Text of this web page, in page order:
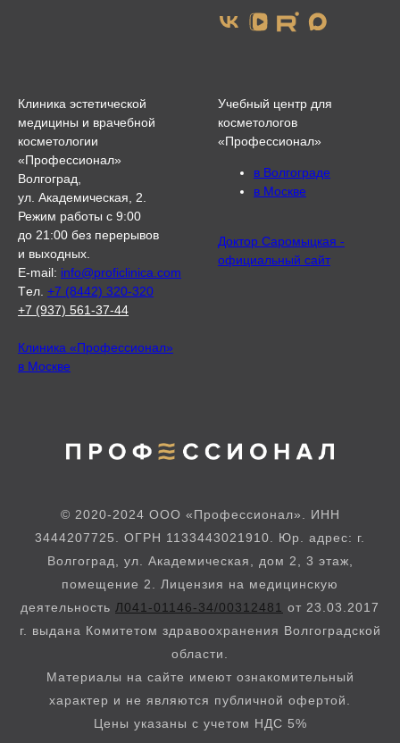
Клиника эстетической
медицины и врачебной
косметологии
«Профессионал»
Волгоград,
ул. Академическая, 2.
Режим работы с 9:00
до 21:00 без перерывов
и выходных.
E-mail: info@proficlinica.com
Tел. +7 (8442) 320-320
+7 (937) 561-37-44
Клиника «Профессионал»
в Москве
Учебный центр для
косметологов
«Профессионал»
в Волгограде
в Москве
Доктор Саромыцкая -
официальный сайт
© 2020-2024 ООО «Профессионал». ИНН
3444207725. ОГРН 1133443021910. Юр. адрес: г.
Волгоград, ул. Академическая, дом 2, 3 этаж,
помещение 2. Лицензия на медицинскую
деятельность Л041-01146-34/00312481 от 23.03.2017
г. выдана Комитетом здравоохранения Волгоградской
области.
Материалы на сайте имеют ознакомительный
характер и не являются публичной офертой.
Цены указаны с учетом НДС 5%